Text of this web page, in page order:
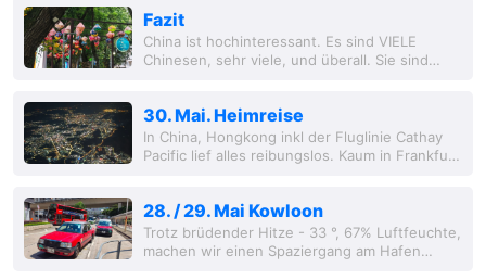
aber...
Fazit
China ist hochinteressant. Es sind VIELE
Chinesen, sehr viele, und überall. Sie sind
30. Mai. Heimreise
In China, Hongkong inkl der Fluglinie Cathay
Pacific lief alles reibungslos. Kaum in Frankfurt
28. / 29. Mai Kowloon
Trotz brüdender Hitze - 33 °, 67% Luftfeuchte,
machen wir einen Spaziergang am Hafen